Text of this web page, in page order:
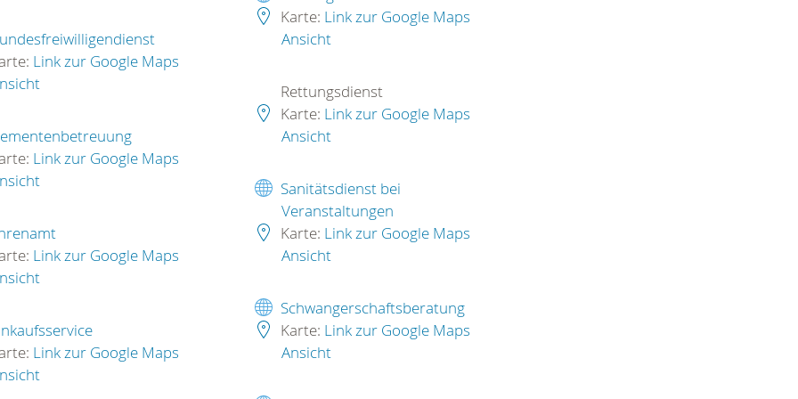
Link zur Google Maps
Link zur Google Maps
Link zur Google Maps
Link zur Google Maps
Karte: Link zur Google Maps
Ansicht
Rettungsdienst
Karte: Link zur Google Maps
Ansicht
Sanitätsdienst bei
Veranstaltungen
Karte: Link zur Google Maps
Ansicht
Schwangerschaftsberatung
Karte: Link zur Google Maps
Ansicht